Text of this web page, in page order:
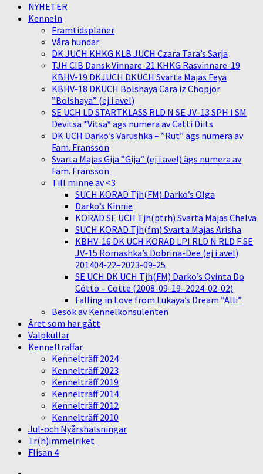
NYHETER
Kenneln
Framtidsplaner
Våra hundar
DK JUCH KHKG KLB JUCH Czara Tara’s Sarja
TJH CIB Dansk Vinnare-21 KHKG Rasvinnare-19
KBHV-19 DKJUCH DKUCH Svarta Majas Feya
KBHV-18 DKUCH Bolshaya Cara iz Chopjor
”Bolshaya” (ej i avel)
SE UCH LD STARTKLASS RLD N SE JV-13 SPH I SM
Devitsa *Vitsa* ägs numera av Catti Diits
DK UCH Darko’s Varushka – ”Rut” ägs numera av
Fam. Fransson
Svarta Majas Gija ”Gija” (ej i avel) ägs numera av
Fam. Fransson
Till minne av <3
SUCH KORAD Tjh(FM) Darko’s Olga
Darko’s Kinnie
KORAD SE UCH Tjh(ptrh) Svarta Majas Chelva
SUCH KORAD Tjh(fm) Svarta Majas Arisha
KBHV-16 DK UCH KORAD LPI RLD N RLD F SE
JV-15 Romashka’s Dobrina-Dee (ej i avel)
201404-22–2023-09-25
SE UCH DK UCH Tjh(FM) Darko’s Qvinta Do
Cótto – Cotte (2008-09-19–2024-02-02)
Falling in Love from Lukaya’s Dream ”Alli”
Besök av Kennelkonsulenten
Året som har gått
Valpkullar
Kennelträffar
Kennelträff 2024
Kennelträff 2023
Kennelträff 2019
Kennelträff 2014
Kennelträff 2012
Kennelträff 2010
Jul-och Nyårshälsningar
Tr(h)immelriket
Flisan 4